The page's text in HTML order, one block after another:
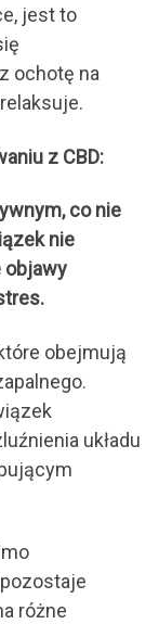
jest to
ochotę na
z CBD:
co nie
nie
objawy
obejmują
układu
różne